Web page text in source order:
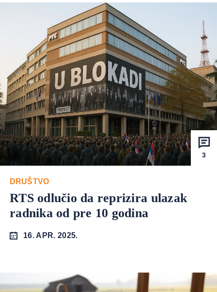
3
DRUŠTVO
RTS odlučio da reprizira ulazak
radnika od pre 10 godina
16. APR. 2025.